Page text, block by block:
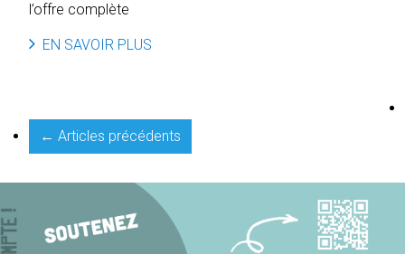
l’offre complète
EN SAVOIR PLUS
← Articles précédents